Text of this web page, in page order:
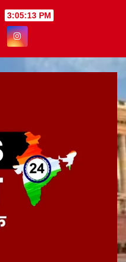
3:05:13 PM